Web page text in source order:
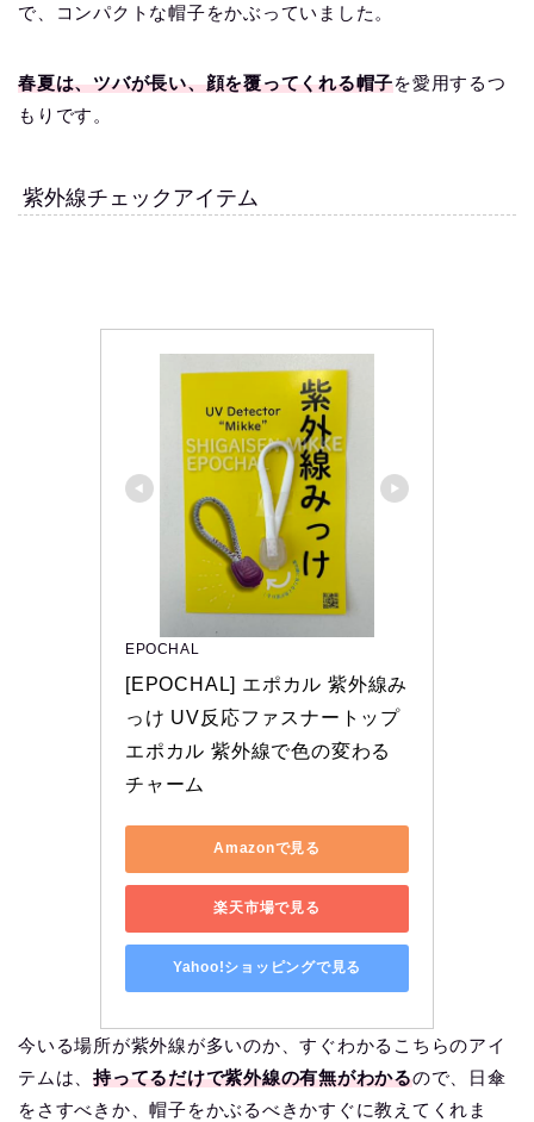
で、コンパクトな帽子をかぶっていました。
春夏は、ツバが長い、顔を覆ってくれる帽子を愛用するつ
もりです。
紫外線チェックアイテム
EPOCHAL
[EPOCHAL] エポカル 紫外線み
っけ UV反応ファスナートップ
エポカル 紫外線で色の変わる
チャーム
Amazonで見る
楽天市場で見る
Yahoo!ショッピングで見る
今いる場所が紫外線が多いのか、すぐわかるこちらのアイ
テムは、持ってるだけで紫外線の有無がわかるので、日傘
をさすべきか、帽子をかぶるべきかすぐに教えてくれま